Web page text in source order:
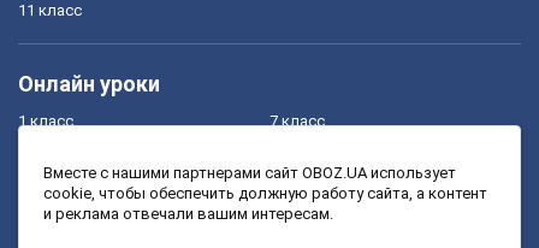
11 класс
Онлайн уроки
1 класс
3 класс
7 класс
9 класс
Вместе с нашими партнерами сайт OBOZ.UA использует
cookie, чтобы обеспечить должную работу сайта, а контент
и реклама отвечали вашим интересам.